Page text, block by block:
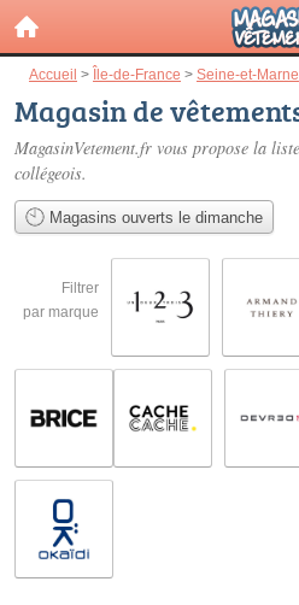
Accueil > Île-de-France > Seine-et-Marne
Magasin de
MagasinVetement.fr vous propose la
collégeois.
Magasins ouverts le dimanche
Filtrer
par marque